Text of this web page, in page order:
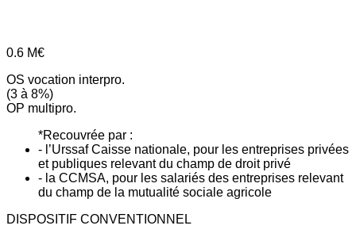
0.6 M€
OS vocation interpro.
(3 à 8%)
OP multipro.
*Recouvrée par :
- l’Urssaf Caisse nationale, pour les entreprises privées
et publiques relevant du champ de droit privé
- la CCMSA, pour les salariés des entreprises relevant
du champ de la mutualité sociale agricole
DISPOSITIF CONVENTIONNEL